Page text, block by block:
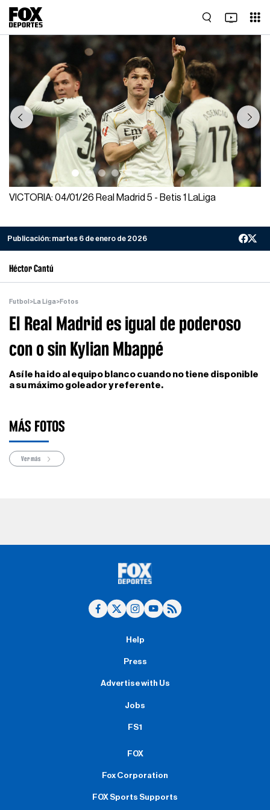
Previous Next
VICTORIA: 04/01/26 Real Madrid 5 - Betis 1 LaLiga
Publicación: martes 6 de enero de 2026
Héctor Cantú
Futbol >La Liga>Fotos
El Real Madrid es igual de poderoso
con o sin Kylian Mbappé
Así le ha ido al equipo blanco cuando no tiene disponible
a su máximo goleador y referente.
MÁS FOTOS
Ver más
Help
Press
Advertise with Us
Jobs
FS1
FOX
Fox Corporation
FOX Sports Supports